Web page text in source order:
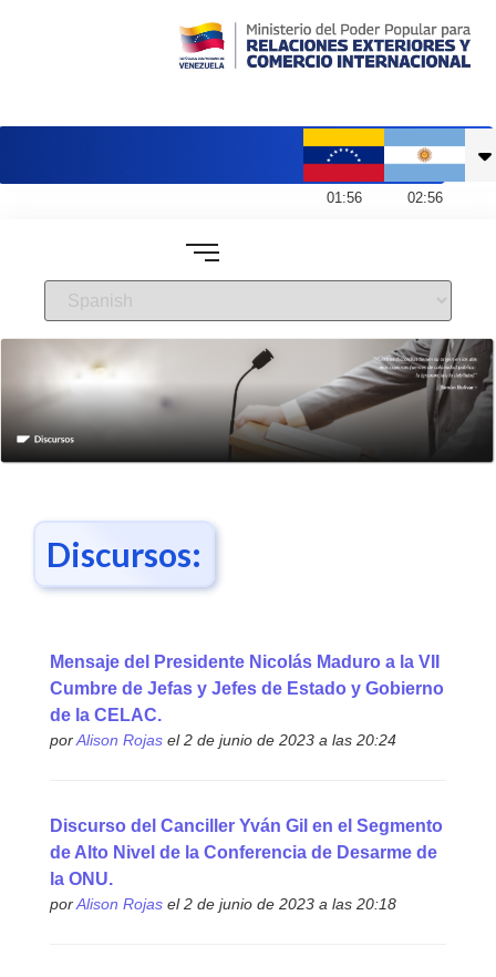
01 :56 02:56
Discursos:
Mensaje del Presidente Nicolás Maduro a la VII
Cumbre de Jefas y Jefes de Estado y Gobierno
de la CELAC.
porAlison Rojasel 2 de junio de 2023 a las 20:24
Discurso del Canciller Yván Gil en el Segmento
de Alto Nivel de la Conferencia de Desarme de
la ONU.
porAlison Rojasel 2 de junio de 2023 a las 20:18